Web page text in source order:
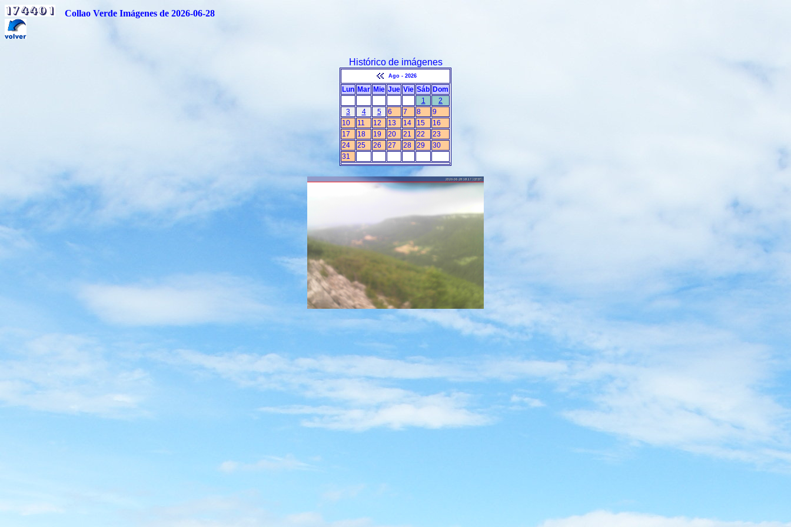
Collao Verde Imágenes de 2026-06-28
Histórico de imágenes
Ago - 2026
Lun Mar Mie Jue Vie Sáb Dom
1
2
3
4 5 6 7 8
9
10
11 12 13 14 15
16
17
18 19 20 21 22
23
24
25 26 27 28 29
30
31